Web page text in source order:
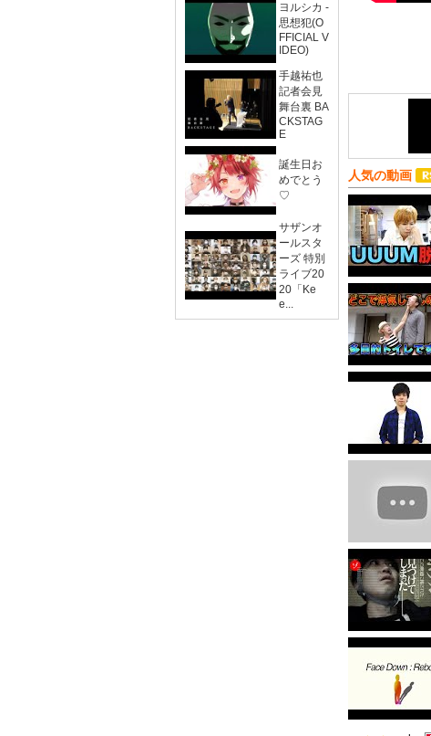
ヨルシカ -
思想犯(O
FFICIAL V
IDEO)
手越祐也
記者会見
舞台裏 BA
CKSTAG
E
誕生日お
めでとう
♡
サザンオ
ールスタ
ーズ 特別
ライブ20
20「Ke
e...
人気の動画